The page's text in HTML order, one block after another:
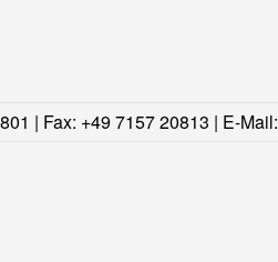
| Fax: +49 7157 20813 | E-Mail: